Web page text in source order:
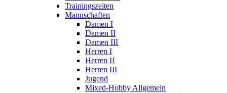
Trainingszeiten
Mannschaften
Damen I
Damen II
Damen III
Herren I
Herren II
Herren III
Jugend
Mixed-Hobby Allgemein